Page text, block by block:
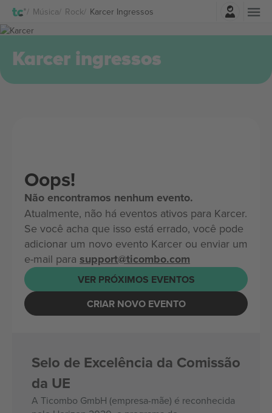
Música Rock Karcer Ingressos
Karcer ingressos
Oops!
Não encontramos nenhum evento.
Atualmente, não há eventos ativos para Karcer.
Se você acha que isso está errado, você pode
adicionar um novo evento Karcer ou enviar um
e-mail para support@ticombo.com
VER PRÓXIMOS EVENTOS
CRIAR NOVO EVENTO
Selo de Excelência da Comissão
da UE
A Ticombo GmbH (empresa-mãe) é reconhecida